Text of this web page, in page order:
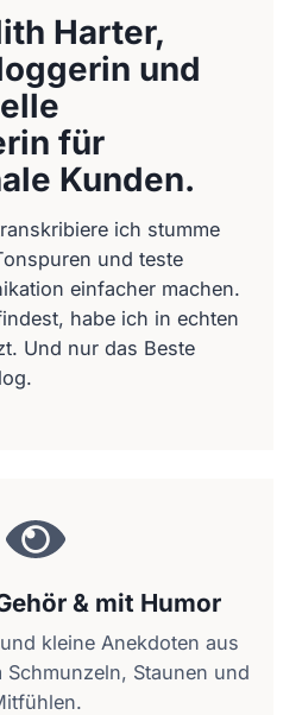
Harter,
und
für
Kunden.
ich stumme
und teste
einfacher machen.
habe ich in echten
Und nur das Beste
& mit Humor
kleine Anekdoten aus
Schmunzeln, Staunen und